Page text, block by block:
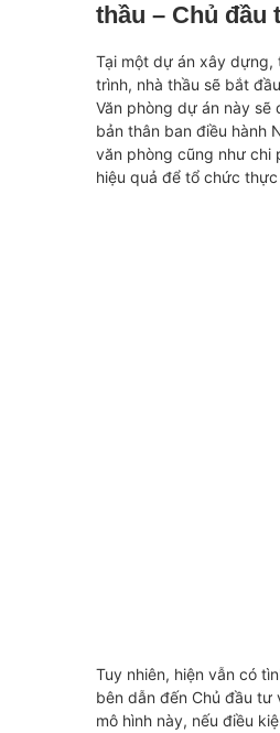
thầu – Chủ đầu
Tại một dự án xây dựng,
trình, nhà thầu sẽ bắt
Văn phòng dự án này
bản thân ban điều hành
văn phòng cũng như chi
hiệu quả để tổ chức
Tuy nhiên, hiện vẫn có
bên dẫn đến Chủ đầu
mô hình này, nếu điều